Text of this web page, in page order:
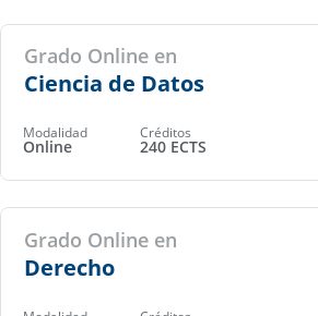
Grado Online en
Ciencia de Datos
Modalidad
Online
Créditos
240 ECTS
Grado Online en
Derecho